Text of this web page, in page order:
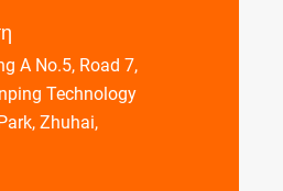
A No.5, Road 7,
Technology
Zhuhai,